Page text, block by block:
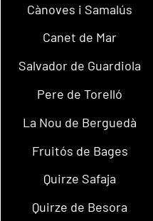
Cànoves i Samalús
Canet de Mar
Salvador de Guardiola
Pere de Torelló
La Nou de Berguedà
Fruitós de Bages
Quirze Safaja
Quirze de Besora